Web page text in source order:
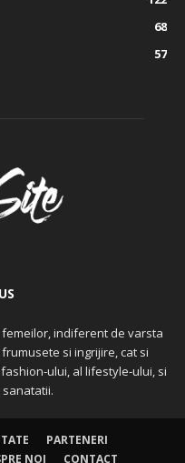
68
57
indiferent de varsta
si ingrijire, cat si
ului, al lifestyle-ului, si
PARTENERI
NOI CONTACT